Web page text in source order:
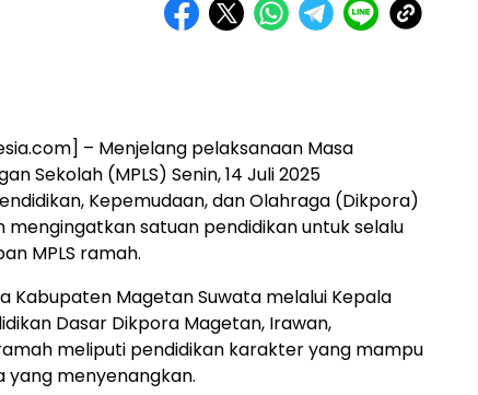
– Menjelang pelaksanaan Masa
Sekolah (MPLS) Senin, 14 Juli 2025
Kepemudaan, dan Olahraga (Dikpora)
mengingatkan satuan pendidikan untuk selalu
MPLS ramah.
Kabupaten Magetan Suwata melalui Kepala
Dasar Dikpora Magetan, Irawan,
meliputi pendidikan karakter yang mampu
menyenangkan.